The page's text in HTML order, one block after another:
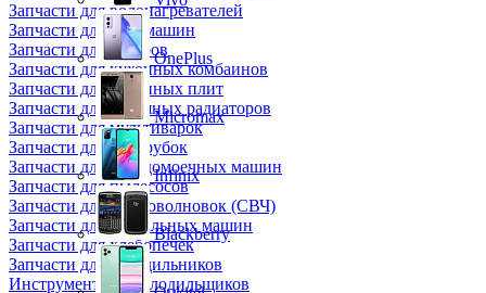
Запчасти для водонагревателей
Запчасти для кофемашин
Запчасти для кулеров
Запчасти для кухонных комбаинов
Запчасти для кухонных плит
Запчасти для масляных радиаторов
Запчасти для мультиварок
Запчасти для мясорубок
Запчасти для посудомоечных машин
Запчасти для пылесосов
Запчасти для микроволновок (СВЧ)
Запчасти для стиральных машин
Запчасти для хлебопечек
Запчасти для холодильников
Инструмент для холодильщиков
OnePlus
Micromax
Infinix
Blackberry